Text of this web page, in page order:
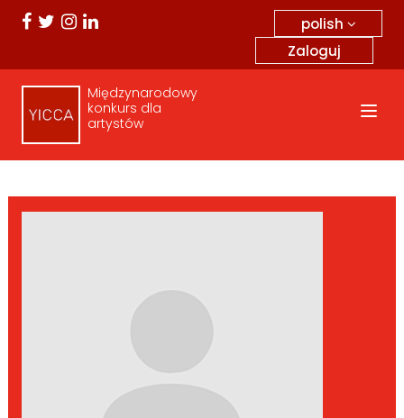
polish
Zaloguj
Międzynarodowy
konkurs dla
artystów